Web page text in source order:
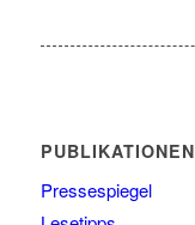
PUBLIKATIONEN
Pressespiegel